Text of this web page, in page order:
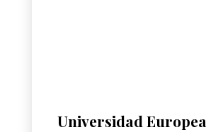
Universidad Europea